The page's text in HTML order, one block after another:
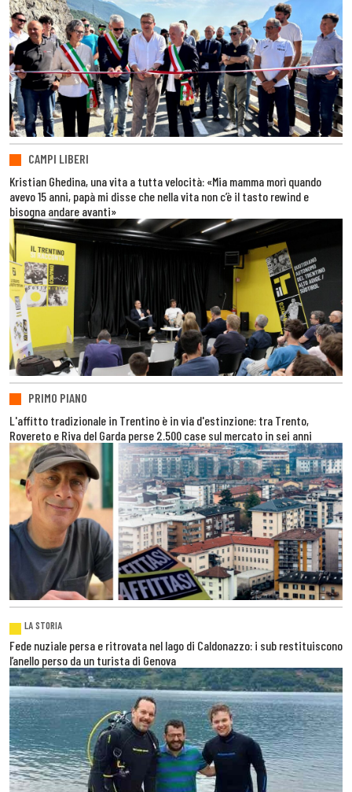
CAMPI LIBERI
Kristian Ghedina, una vita a tutta velocità: «Mia mamma morì quando
avevo 15 anni, papà mi disse che nella vita non c’è il tasto rewind e
bisogna andare avanti»
PRIMO PIANO
L'affitto tradizionale in Trentino è in via d'estinzione: tra Trento,
Rovereto e Riva del Garda perse 2.500 case sul mercato in sei anni
LA STORIA
Fede nuziale persa e ritrovata nel lago di Caldonazzo: i sub restituiscono
l’anello perso da un turista di Genova